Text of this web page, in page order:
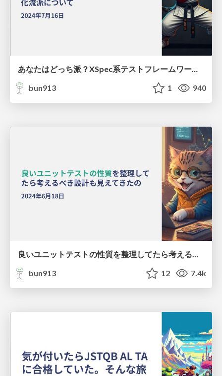
あなたはどっち派？XSpec系テストフレームワークの構造化流派について / XSpec Title Naming
bun913
1 940
bun913
12 7.4k